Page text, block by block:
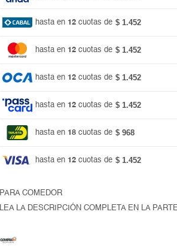
hasta en 12 cuotas de $ 1.452
hasta en 12 cuotas de $ 1.452
hasta en 12 cuotas de $ 1.452
hasta en 12 cuotas de $ 1.452
hasta en 18 cuotas de $ 968
hasta en 12 cuotas de $ 1.452
PARA COMEDOR
LEA LA DESCRIPCIÓN COMPLETA EN LA